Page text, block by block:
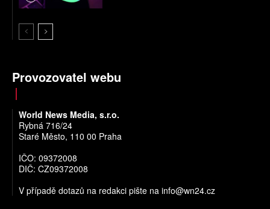
Provozovatel webu
World News Media, s.r.o.
Rybná 716/24
Staré Město, 110 00 Praha
IČO: 09372008
DIČ: CZ09372008
V případě dotazů na redakci pište na info@wn24.cz